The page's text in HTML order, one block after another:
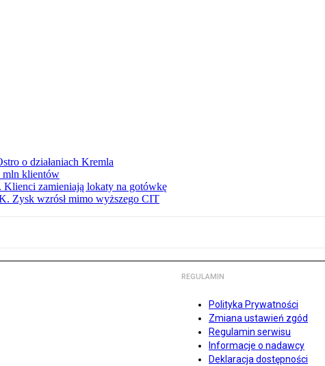
o działaniach Kremla
mln klientów
Klienci zamieniają lokaty na gotówkę
Zysk wzrósł mimo wyższego CIT
REGULAMIN
Polityka Prywatności
Zmiana ustawień zgód
Regulamin serwisu
Informacje o nadawcy
Deklaracja dostępności